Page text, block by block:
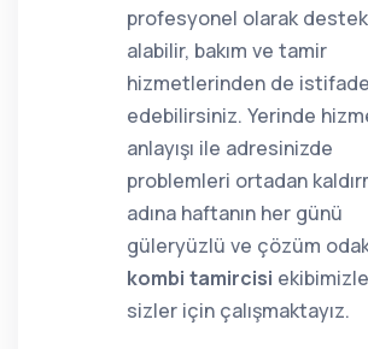
profesyonel olarak destek
alabilir, bakım ve tamir
hizmetlerinden de istifade
edebilirsiniz. Yerinde
anlayışı ile adresinizde
problemleri ortadan
adına haftanın her günü
güleryüzlü ve çözüm
kombi tamircisi ekibimizle
sizler için çalışmaktayız.